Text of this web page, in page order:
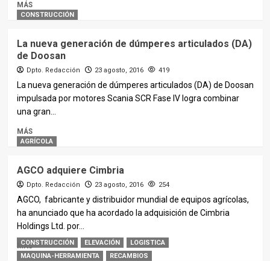
MÁS
CONSTRUCCIÓN
La nueva generación de dúmperes articulados (DA)
de Doosan
Dpto. Redacción 23 agosto, 2016 419
La nueva generación de dúmperes articulados (DA) de Doosan
impulsada por motores Scania SCR Fase IV logra combinar
una gran...
MÁS
AGRÍCOLA
AGCO adquiere Cimbria
Dpto. Redacción 23 agosto, 2016 254
AGCO, fabricante y distribuidor mundial de equipos agrícolas,
ha anunciado que ha acordado la adquisición de Cimbria
Holdings Ltd. por...
MÁS
CONSTRUCCIÓN ELEVACIÓN
LOGISTICA
MAQUINA-HERRAMIENTA
RECAMBIOS